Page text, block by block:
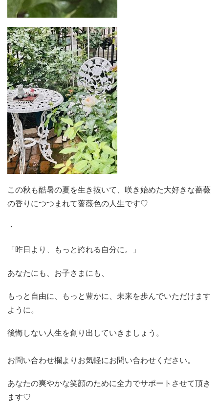
この秋も酷暑の夏を生き抜いて、咲き始めた大好きな薔薇
の香りにつつまれて薔薇色の人生です♡
・
「昨日より、もっと誇れる自分に。」
あなたにも、お子さまにも、
もっと自由に、もっと豊かに、未来を歩んでいただけます
ように。
後悔しない人生を創り出していきましょう。
お問い合わせ欄よりお気軽にお問い合わせください。
あなたの爽やかな笑顔のために全力でサポートさせて頂き
ます♡